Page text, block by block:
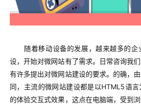
随着移动设备的发展，越来越多的企
设，开始对微网站有了需求。日常咨询我
有许多提出对微网站建设的要求。的确，
同，主流的微网站建设都是以HTML5语
的体验交互式效果，这点在电脑端，受到